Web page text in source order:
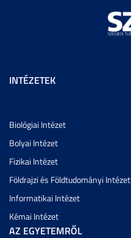
INTÉZETEK
Biológiai Intézet
Bolyai Intézet
Fizikai Intézet
Földrajzi és Földtudományi Intézet
Informatikai Intézet
Kémai Intézet
AZ EGYETEMRŐL